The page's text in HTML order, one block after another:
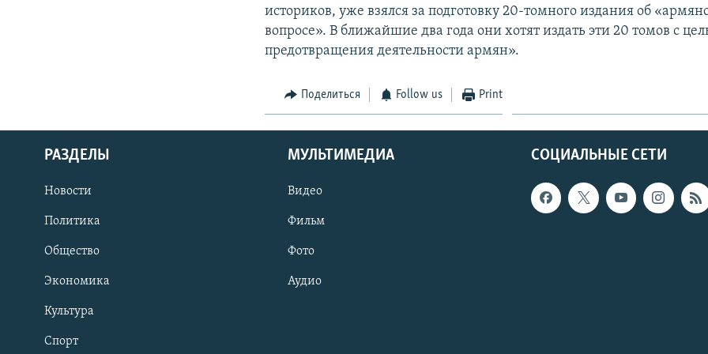
историков, уже взялся за подготовку 20-томного издания об
вопросе». В ближайшие два года они хотят издать эти 20 томов с
предотвращения деятельности армян».
Поделиться Follow us Print
СОЦИАЛЬНЫЕ СЕТИ
РАЗДЕЛЫ
Новости
Политика
Общество
Экономика
Культура
Спорт
МУЛЬТИМЕДИА
Видео
Фильм
Фото
Аудио